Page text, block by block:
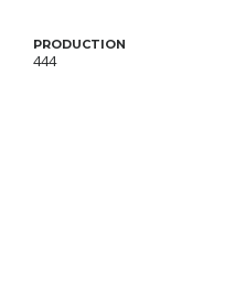
PRODUCTION
444